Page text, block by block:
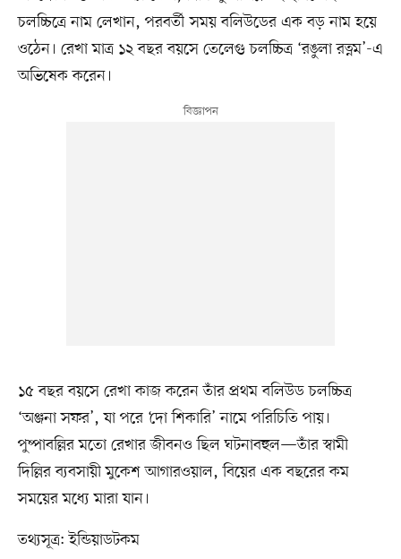
চলচ্চিত্রে নাম লেখান, পরবর্তী সময় বলিউডের এক বড় নাম হয়ে
ওঠেন। রেখা মাত্র ১২ বছর বয়সে তেলেগু চলচ্চিত্র ‘রঙুলা রত্নম’-এ
অভিষেক করেন।
১৫ বছর বয়সে রেখা কাজ করেন তাঁর প্রথম বলিউড চলচ্চিত্র
‘অঞ্জনা সফর’, যা পরে ‘দো শিকারি’ নামে পরিচিতি পায়।
পুষ্পাবল্লির মতো রেখার জীবনও ছিল ঘটনাবহুল—তাঁর স্বামী
দিল্লির ব্যবসায়ী মুকেশ আগারওয়াল, বিয়ের এক বছরের কম
সময়ের মধ্যে মারা যান।
তথ্যসূত্র: ইন্ডিয়াডটকম